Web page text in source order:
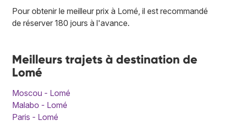
Pour obtenir le meilleur prix à Lomé, il est recommandé
de réserver 180 jours à l'avance.
Meilleurs trajets à destination de
Lomé
Moscou - Lomé
Malabo - Lomé
Paris - Lomé